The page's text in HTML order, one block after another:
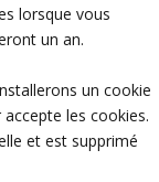
lorsque vous
un an.
un cookie
les cookies.
et est supprimé